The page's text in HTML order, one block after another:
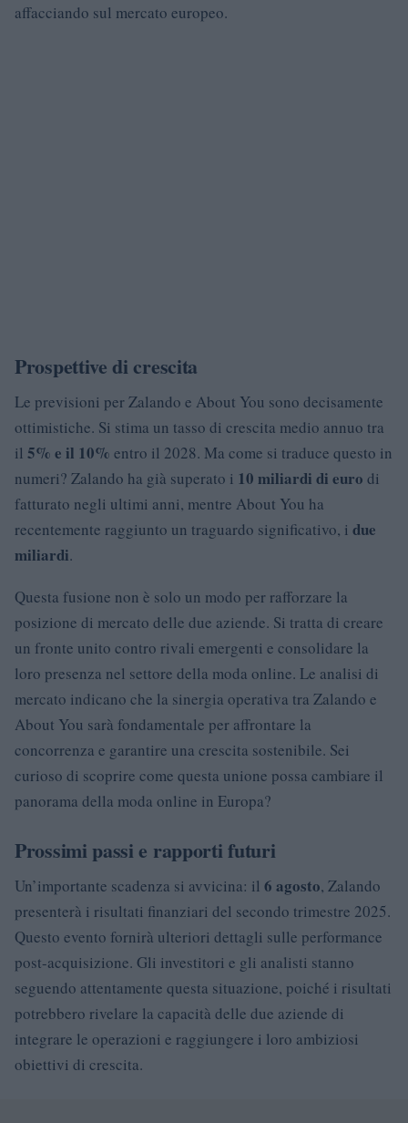
affacciando sul mercato europeo.
Prospettive di crescita
Le previsioni per Zalando e About You sono decisamente
ottimistiche. Si stima un tasso di crescita medio annuo tra
il 5% e il 10% entro il 2028. Ma come si traduce questo in
numeri? Zalando ha già superato i 10 miliardi di euro di
fatturato negli ultimi anni, mentre About You ha
recentemente raggiunto un traguardo significativo, i due
miliardi.
Questa fusione non è solo un modo per rafforzare la
posizione di mercato delle due aziende. Si tratta di creare
un fronte unito contro rivali emergenti e consolidare la
loro presenza nel settore della moda online. Le analisi di
mercato indicano che la sinergia operativa tra Zalando e
About You sarà fondamentale per affrontare la
concorrenza e garantire una crescita sostenibile. Sei
curioso di scoprire come questa unione possa cambiare il
panorama della moda online in Europa?
Prossimi passi e rapporti futuri
Un’importante scadenza si avvicina: il 6 agosto, Zalando
presenterà i risultati finanziari del secondo trimestre 2025.
Questo evento fornirà ulteriori dettagli sulle performance
post-acquisizione. Gli investitori e gli analisti stanno
seguendo attentamente questa situazione, poiché i risultati
potrebbero rivelare la capacità delle due aziende di
integrare le operazioni e raggiungere i loro ambiziosi
obiettivi di crescita.